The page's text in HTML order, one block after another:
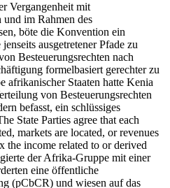
Vergangenheit mit
und im Rahmen des
böte die Konvention ein
ausgetretener Pfade zu
Besteuerungsrechten nach
formelbasiert gerechter zu
afrikanischer Staaten hatte Kenia
von Besteuerungsrechten
befasst, ein schlüssiges
State Parties agree that each
markets are located, or revenues
the income related to or derived
der Afrika-Gruppe mit einer
eine öffentliche
(pCbCR) und wiesen auf das